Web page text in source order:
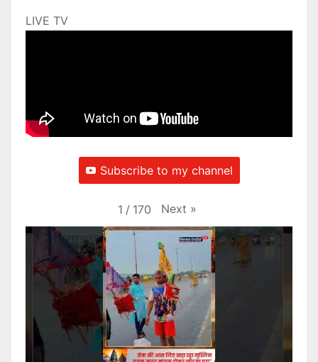
LIVE TV
Subscribe to my channel
1 / 170 Next »